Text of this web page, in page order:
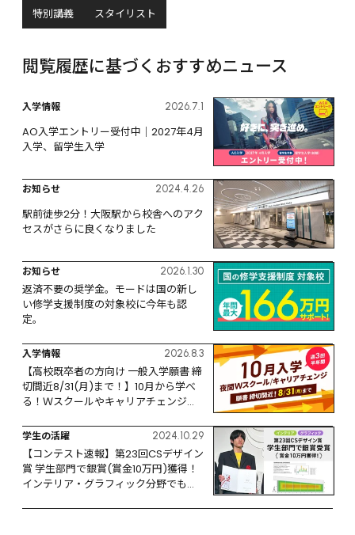
特別講義 スタイリスト
閲覧履歴に基づくおすすめニュース
入学情報 2026.7.1
AO入学エントリー受付中｜2027年4月
入学、留学生入学
お知らせ 2024.4.26
駅前徒歩2分！大阪駅から校舎へのアク
セスがさらに良くなりました
お知らせ 2026.1.30
返済不要の奨学金。モードは国の新し
い修学支援制度の対象校に今年も認
定。
入学情報 2026.8.3
【高校既卒者の方向け 一般入学願書 締
切間近8/31(月)まで！】10月から学べ
る！Ｗスクールやキャリアチェンジな
学生の活躍 2024.10.29
【コンテスト速報】第23回CSデザイン
賞 学生部門で銀賞(賞金10万円)獲得！
インテリア・グラフィック分野でも活